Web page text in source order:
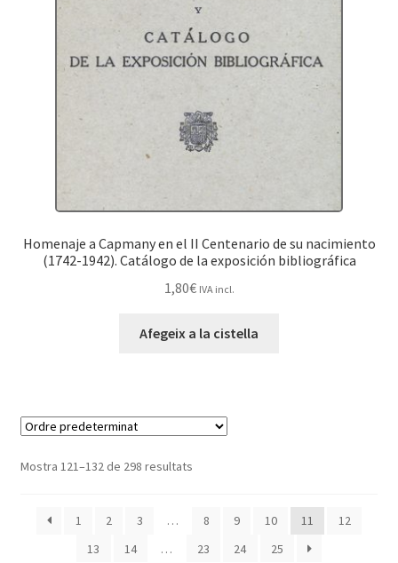
Homenaje a Capmany en el II Centenario de su nacimiento
(1742-1942). Catálogo de la exposición bibliográfica
1,80€ IVA incl.
Afegeix a la cistella
Mostra 121–132 de 298 resultats
1 2 3 … 8 9 10 11
12
13
14 … 23 24 25